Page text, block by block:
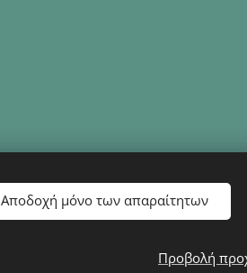
Αποδοχή μόνο των απαραίτητων
Προβολή